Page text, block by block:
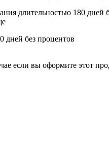
длительностью 180 дней
если вы оформите этот